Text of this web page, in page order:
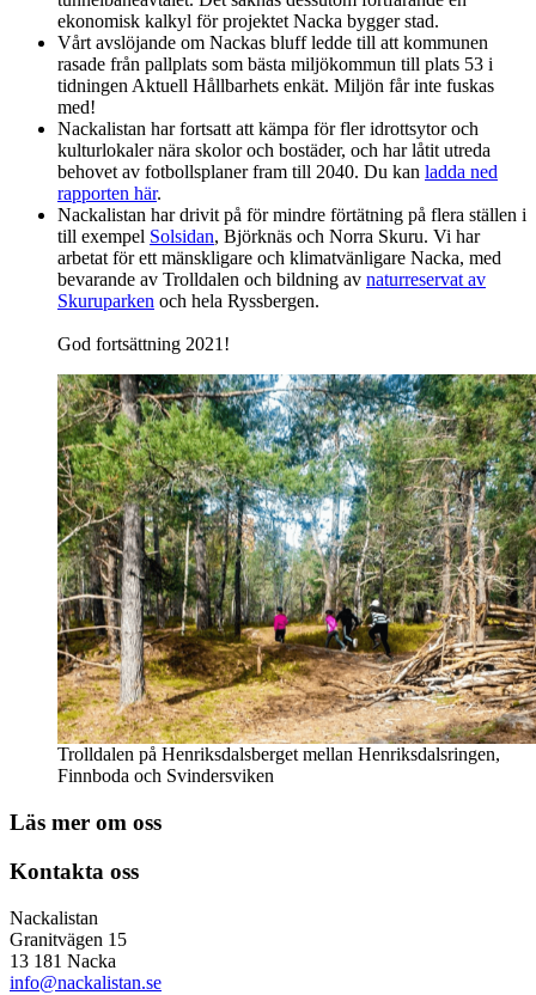
ekonomisk kalkyl för projektet Nacka bygger stad.
Vårt avslöjande om Nackas bluff ledde till att kommunen
rasade från pallplats som bästa miljökommun till plats 53 i
tidningen Aktuell Hållbarhets enkät. Miljön får inte fuskas
med!
Nackalistan har fortsatt att kämpa för fler idrottsytor och
kulturlokaler nära skolor och bostäder, och har låtit utreda
behovet av fotbollsplaner fram till 2040. Du kan ladda ned
rapporten här.
Nackalistan har drivit på för mindre förtätning på flera ställen i
till exempel Solsidan, Björknäs och Norra Skuru. Vi har
arbetat för ett mänskligare och klimatvänligare Nacka, med
bevarande av Trolldalen och bildning av naturreservat av
Skuruparken och hela Ryssbergen.
God fortsättning 2021!
Trolldalen på Henriksdalsberget mellan Henriksdalsringen,
Finnboda och Svindersviken
Läs mer om oss
Kontakta oss
Nackalistan
Granitvägen 15
13 181 Nacka
info@nackalistan.se